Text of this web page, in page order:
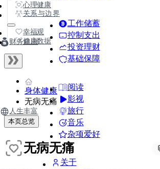
财务自由
工作储蓄
控制支出
投资理财
基础保障
人生丰富
阅读
影视
旅行
音乐
杂项爱好
关于
心理健康
关系与边界
幸福观
健康数据
身体健康
无病无痛
本页总览
无病无痛